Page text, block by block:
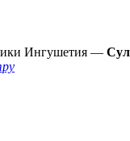
Ингушетия —